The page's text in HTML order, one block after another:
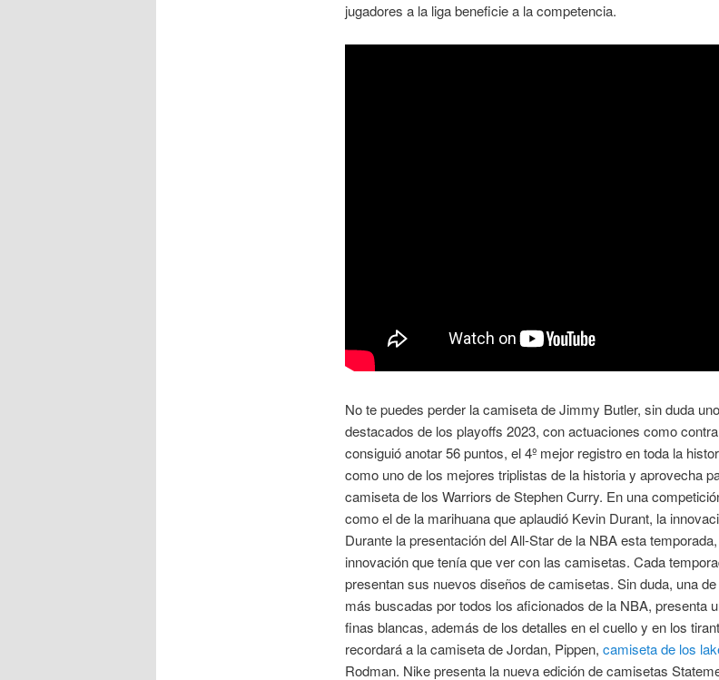
jugadores a la liga beneficie a la competencia.
No te puedes perder la camiseta de Jimmy Butler, sin duda
destacados de los playoffs 2023, con actuaciones como
consiguió anotar 56 puntos, el 4º mejor registro en toda la
como uno de los mejores triplistas de la historia y aprovecha
camiseta de los Warriors de Stephen Curry. En una
como el de la marihuana que aplaudió Kevin Durant, la
Durante la presentación del All-Star de la NBA esta
innovación que tenía que ver con las camisetas. Cada
presentan sus nuevos diseños de camisetas. Sin duda, una
más buscadas por todos los aficionados de la NBA, presenta
finas blancas, además de los detalles en el cuello y en los
recordará a la camiseta de Jordan, Pippen, camiseta de los
Rodman. Nike presenta la nueva edición de camisetas